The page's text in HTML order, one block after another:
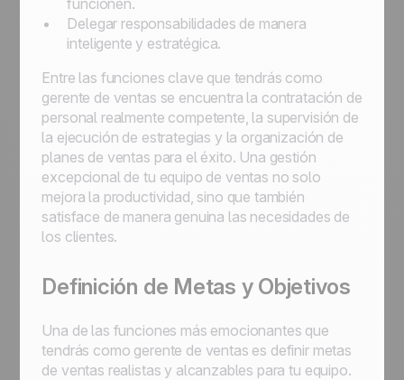
funcionen.
Delegar responsabilidades de manera
inteligente y estratégica.
Entre las funciones clave que tendrás como
gerente de ventas se encuentra la contratación de
personal realmente competente, la supervisión de
la ejecución de estrategias y la organización de
planes de ventas para el éxito. Una gestión
excepcional de tu equipo de ventas no solo
mejora la productividad, sino que también
satisface de manera genuina las necesidades de
los clientes.
Definición de Metas y Objetivos
Una de las funciones más emocionantes que
tendrás como gerente de ventas es definir metas
de ventas realistas y alcanzables para tu equipo.